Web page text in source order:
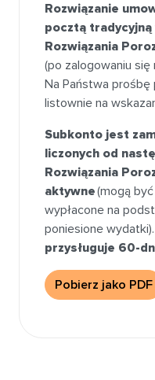
Rozwiązanie
pocztą
Rozwiązania
(po zalogowaniu
Na Państwa prośbę
listownie na
Subkonto jest
liczonych od
Rozwiązania
aktywne(mogą
wypłacone na
poniesione wydatki).
przysługuje 60-
Pobierz jako PDF